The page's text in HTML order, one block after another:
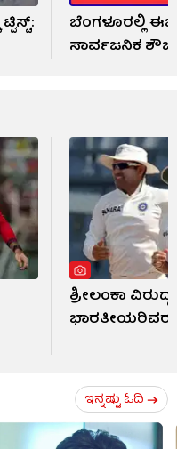
ಬೆಂಗಳೂರಲ್ಲಿ
ಸಾರ್ವಜನಿಕ
ಶ್ರೀಲಂಕಾ
ಭಾರತೀಯರಿವರು
ಇನ್ನಷ್ಟು ಓದಿ